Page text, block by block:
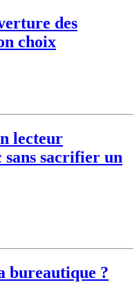
des
choix
lecteur
sans sacrifier un
bureautique ?